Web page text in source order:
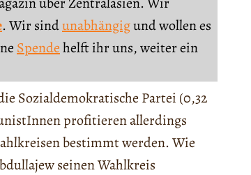
. Wir sindunabhängigund wollen es
Spendehelft ihr uns, weiter ein
Sozialdemokratische Partei (0,32
profitieren allerdings
bestimmt werden. Wie
seinen Wahlkreis